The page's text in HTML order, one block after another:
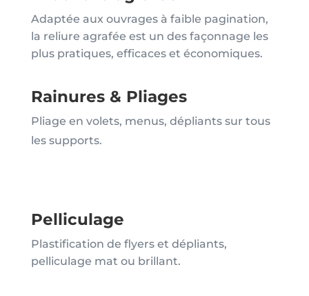
Adaptée aux ouvrages à faible pagination,
la reliure agrafée est un des façonnage les
plus pratiques, efficaces et économiques.
Rainures & Pliages
Pliage en volets, menus, dépliants sur tous
les supports.
Pelliculage
Plastification de flyers et dépliants,
pelliculage mat ou brillant.